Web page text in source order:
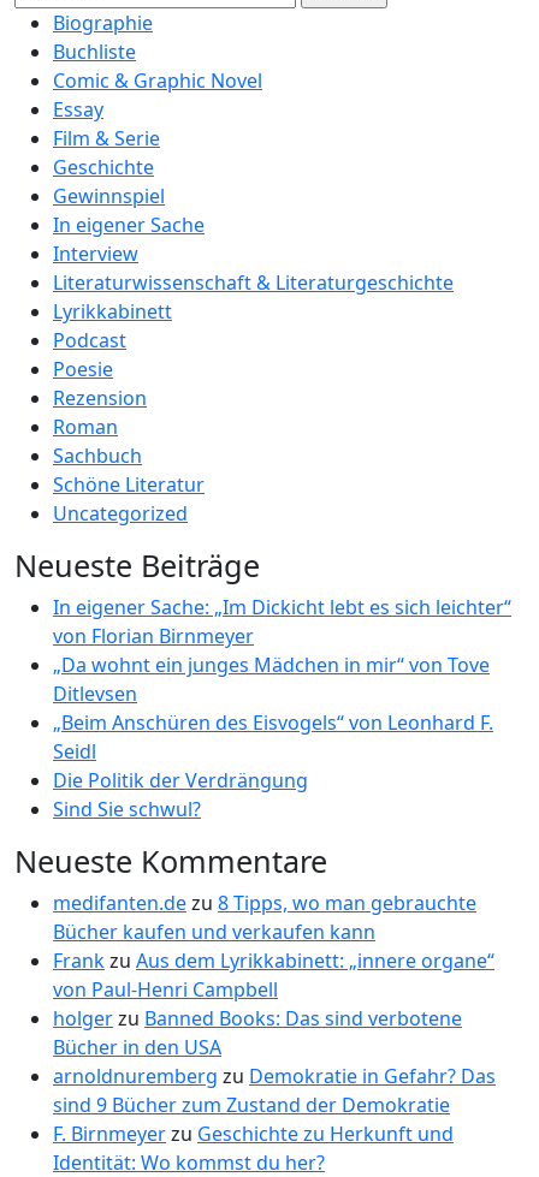
nach:Biographie
Buchliste
Comic & Graphic Novel
Essay
Film & Serie
Geschichte
Gewinnspiel
In eigener Sache
Interview
Literaturwissenschaft & Literaturgeschichte
Lyrikkabinett
Podcast
Poesie
Rezension
Roman
Sachbuch
Schöne Literatur
Uncategorized
Neueste Beiträge
In eigener Sache: „Im Dickicht lebt es sich leichter“
von Florian Birnmeyer
„Da wohnt ein junges Mädchen in mir“ von Tove
Ditlevsen
„Beim Anschüren des Eisvogels“ von Leonhard F.
Seidl
Die Politik der Verdrängung
Sind Sie schwul?
Neueste Kommentare
medifanten.dezu 8 Tipps, wo man gebrauchte
Bücher kaufen und verkaufen kann
Frankzu Aus dem Lyrikkabinett: „innere organe“
von Paul-Henri Campbell
holgerzu Banned Books: Das sind verbotene
Bücher in den USA
arnoldnuremberg zu Demokratie in Gefahr? Das
sind 9 Bücher zum Zustand der Demokratie
F. Birnmeyerzu Geschichte zu Herkunft und
Identität: Wo kommst du her?